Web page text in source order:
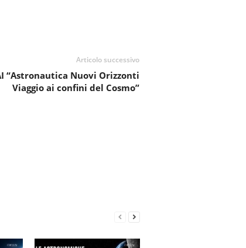
Articolo successivo
“Astronautica Nuovi Orizzonti
Viaggio ai confini del Cosmo”